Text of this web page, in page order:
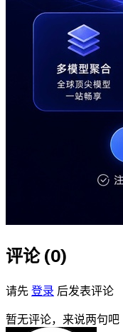
评论 (0)
请先 登录 后发表评论
暂无评论，来说两句吧